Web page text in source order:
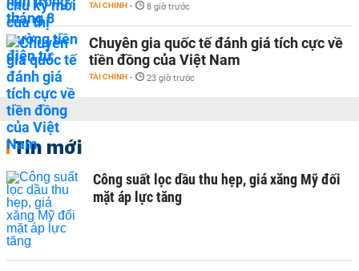
TÀI CHÍNH - 8 giờ trước
Chuyên gia quốc tế đánh giá tích cực về
tiền đồng của Việt Nam
TÀI CHÍNH - 23 giờ trước
Tin mới
Công suất lọc dầu thu hẹp, giá xăng Mỹ đối
mặt áp lực tăng